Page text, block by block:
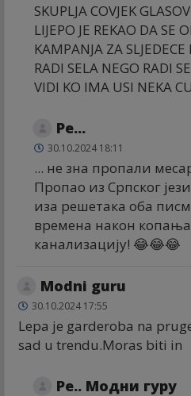
SKUPLJA COVJEK
LIJEPO JE REKAO DA SE
KAMPANJA ZA
RADI SELA NEGO RADI
VIDI KO IMA USI NEKA
Ре...
30.10.2024 18:11
... не зна пропали
Пропао из Српског
иза решетака оба
времена након
канализацију! 😂😂😂
Modni guru
30.10.2024 17:55
Lepa je garderoba na
sad u trendu.Moras biti in
Ре.. Модни гуру